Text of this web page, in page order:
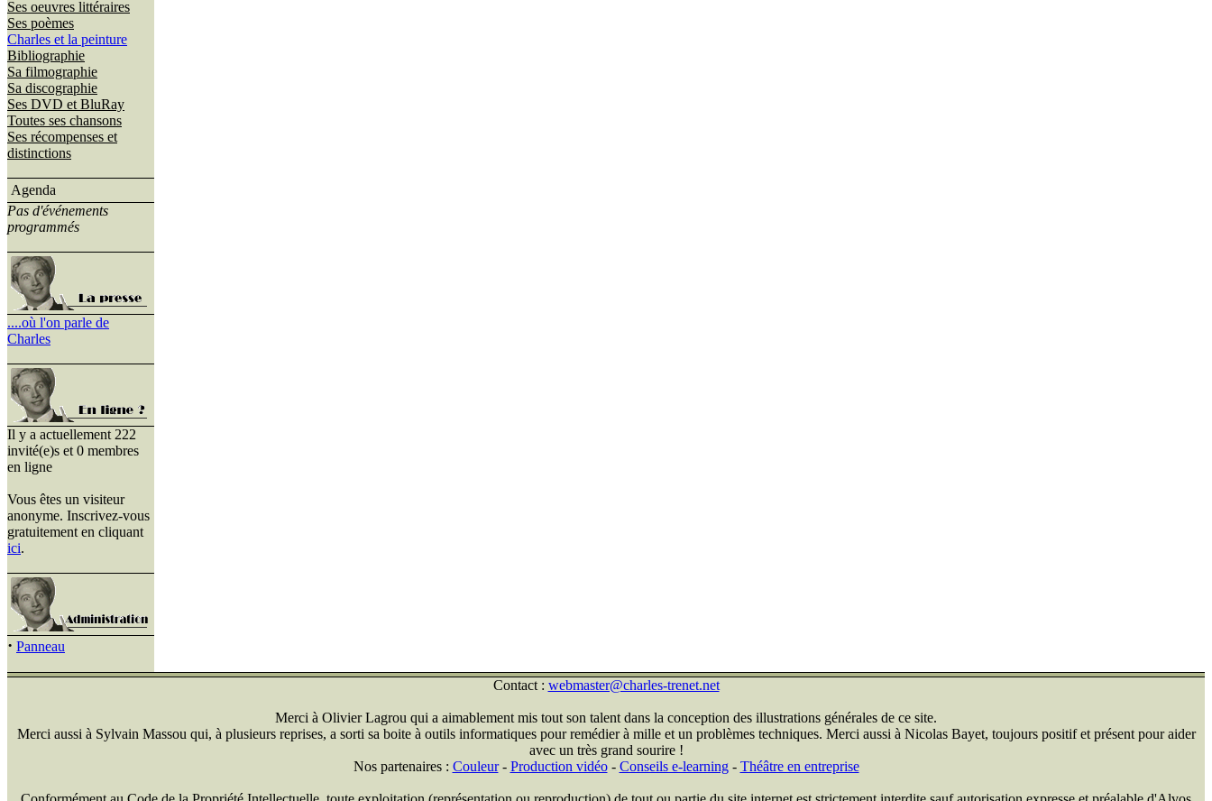
Ses oeuvres littéraires
Ses poèmes
Charles et la peinture
Bibliographie
Sa filmographie
Sa discographie
Ses DVD et BluRay
Toutes ses chansons
Ses récompenses et
distinctions
Agenda
Pas d'événements
programmés
....où l'on parle de
Charles
Il y a actuellement 222
invité(e)s et 0 membres
en ligne
Vous êtes un visiteur
anonyme. Inscrivez-vous
gratuitement en cliquant
ici.
· Panneau
Contact : webmaster@charles-trenet.net
Merci à Olivier Lagrou qui a aimablement mis tout son talent dans la conception des illustrations générales de ce site.
Merci aussi à Sylvain Massou qui, à plusieurs reprises, a sorti sa boite à outils informatiques pour remédier à mille et un problèmes techniques. Merci aussi à Nicolas Bayet, toujours positif et présent pour aider
avec un très grand sourire !
Nos partenaires : Couleur- Production vidéo- Conseils e-learning- Théâtre en entreprise